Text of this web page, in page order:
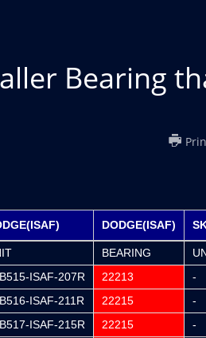
Bearing
DODGE(ISAF)
BEARING
ISAF-207R 22213 -
ISAF-211R 22215 -
ISAF-215R 22215 -